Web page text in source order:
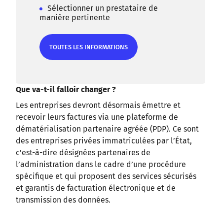
Sélectionner un prestataire de
manière pertinente
TOUTES LES INFORMATIONS
Que va-t-il falloir changer ?
Les entreprises devront désormais émettre et
recevoir leurs factures via une plateforme de
dématérialisation partenaire agréée (PDP). Ce sont
des entreprises privées immatriculées par l’État,
c’est-à-dire désignées partenaires de
l’administration dans le cadre d’une procédure
spécifique et qui proposent des services sécurisés
et garantis de facturation électronique et de
transmission des données.